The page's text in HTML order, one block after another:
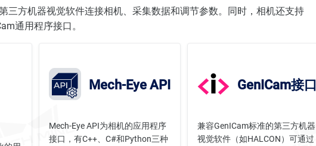
三方机器视觉软件连接相机、采集数据和调节参数。同时，相机还支持
通用程序接口。
Mech-Eye API
Mech-Eye API为相机的应用程序
接口，有C++、C#和Python三种
GenICam接口
兼容GenICam标准的第三方机器
视觉软件（如HALCON）可通过